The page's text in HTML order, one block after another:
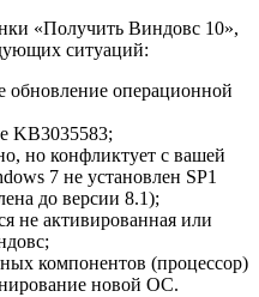
«Получить Виндовс 10»,
ситуаций:
обновление операционной
KB3035583;
но конфликтует с вашей
7 не установлен SP1
до версии 8.1);
не активированная или
компонентов (процессор)
новой ОС.